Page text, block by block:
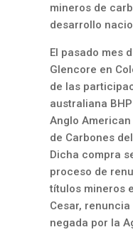
mineros de
desarrollo
El pasado mes
Glencore en
de las
australiana
Anglo
de Carbones
Dicha compra
proceso de
títulos mineros
Cesar,
negada por la